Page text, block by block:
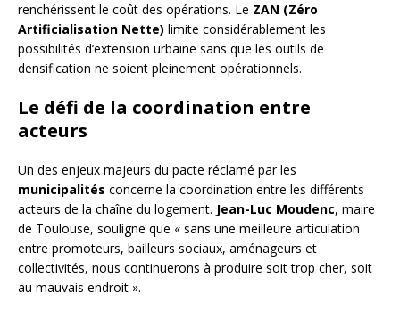
renchérissent le coût des opérations. Le ZAN (Zéro
Artificialisation Nette) limite considérablement les
possibilités d’extension urbaine sans que les outils de
densification ne soient pleinement opérationnels.
Le défi de la coordination entre
acteurs
Un des enjeux majeurs du pacte réclamé par les
municipalités concerne la coordination entre les différents
acteurs de la chaîne du logement. Jean-Luc Moudenc, maire
de Toulouse, souligne que « sans une meilleure articulation
entre promoteurs, bailleurs sociaux, aménageurs et
collectivités, nous continuerons à produire soit trop cher, soit
au mauvais endroit ».